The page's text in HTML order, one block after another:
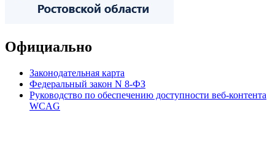
Официально
Законодательная карта
Федеральный закон N 8-ФЗ
Руководство по обеспечению доступности веб-контента
WCAG